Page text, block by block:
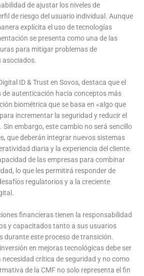
de ajustar los niveles de
de riesgo del usuario individual. Aunque
explícita el uso de tecnologías
se presenta como una de las
para mitigar problemas de
asociados.
ID & Trust en Sovos, destaca que el
de autenticación hacia conceptos más
biométrica que se basa en «algo que
incrementar la seguridad y reducir el
embargo, este cambio no será sencillo
que deberán integrar nuevos sistemas
diaria y la experiencia del cliente.
de las empresas para combinar
lo que les permitirá responder de
regulatorios y a la creciente
financieras tienen la responsabilidad
y capacitados tanto a sus usuarios
durante este proceso de transición.
en mejoras tecnológicas debe ser
crítica de seguridad y no como
de la CMF no solo representa el fin